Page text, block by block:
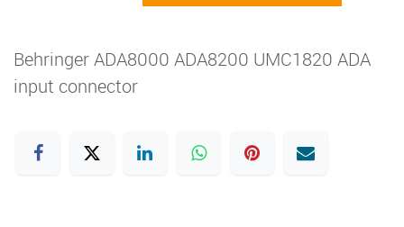
Behringer ADA8000 ADA8200 UMC1820 ADA
input connector